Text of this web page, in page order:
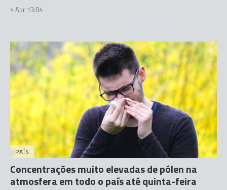
4 Abr 13:04
PAÍS
Concentrações muito elevadas de pólen na
atmosfera em todo o país até quinta-feira